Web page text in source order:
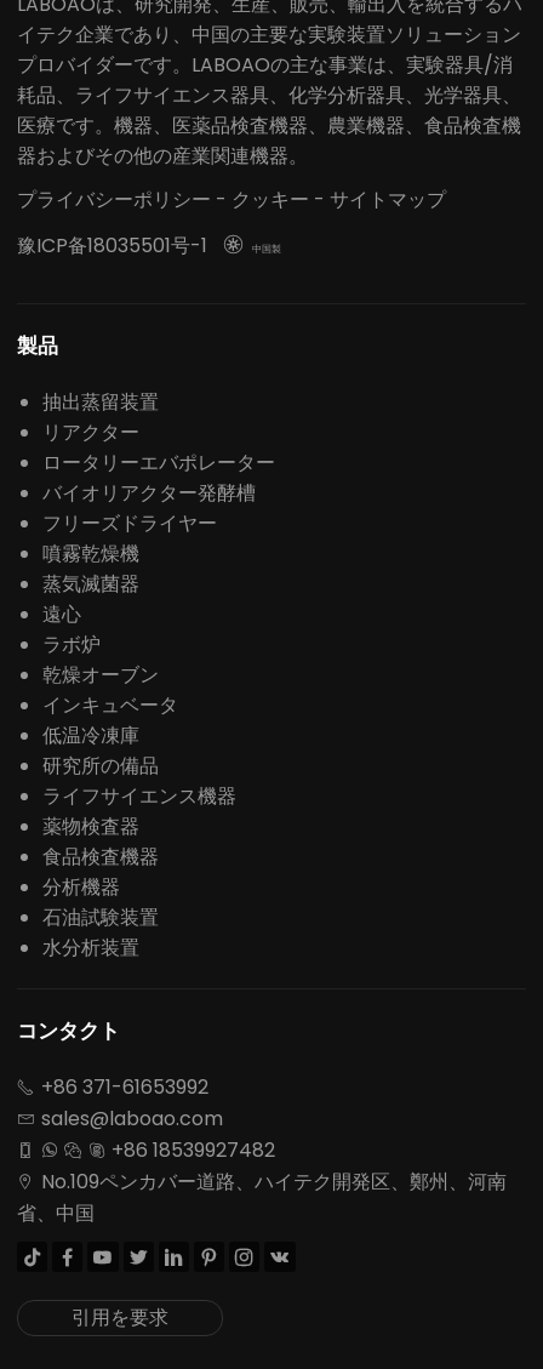
イテク企業であり、中国の主要な実験装置ソリューション
プロバイダーです。LABOAOの主な事業は、実験器具/消
耗品、ライフサイエンス器具、化学分析器具、光学器具、
医療です。機器、医薬品検査機器、農業機器、食品検査機
器およびその他の産業関連機器。
プライバシーポリシー - クッキー - サイトマップ
豫ICP备18035501号-1
 中国製
製品
抽出蒸留装置
リアクター
ロータリーエバポレーター
バイオリアクター発酵槽
フリーズドライヤー
噴霧乾燥機
蒸気滅菌器
遠心
ラボ炉
乾燥オーブン
インキュベータ
低温冷凍庫
研究所の備品
ライフサイエンス機器
薬物検査器
食品検査機器
分析機器
石油試験装置
水分析装置
コンタクト
 +86 371-61653992
 sales@laboao.com
    +86 18539927482

No.109ペンカバー道路、ハイテク開発区、鄭州、河南
省、中国
       
引用を要求